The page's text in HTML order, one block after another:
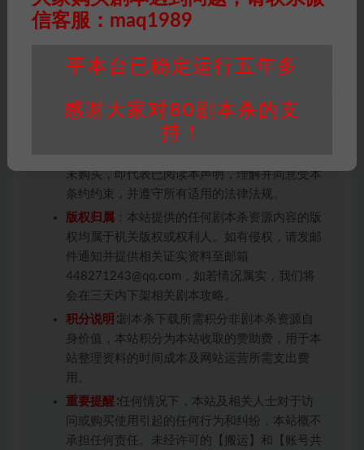
因百度网盘限制，链接有失效的风险，如遇到无
效链接请联系客服补发！！！网盘不限速下载神
免责声明： 本站所有剧本杀资源均为网友分享
投稿+个人整理而来，仅供学习研究使用，请勿
未购买，即代表已阅读本声明，理解并同意受本
条约约束，并遵守所有适用的法律法规。
版权归属 ：本站提供的任何剧本杀资源内容的版
权均属于机关版权或权利人。如有侵权，请发邮
件通知并提供相关证实资料至邮箱
448271243@qq.com，如若情况属实，我们将
会在三天内下架相关剧本攻略。
积分说明 ∶剧本杀下载所需积分非剧本杀资源自
身价值，本站积分为本站收取的赞助费，用于本
站整理资料的时间成本及网站运营所需支出费
用。
重要提醒 ∶任何情况下，本站及相关人士对于访
问或购买使用引起的任何行为和纠纷，本站概不
承担任何责任。未经许可的【搬运】和【账号共
信客服：maq1989
平本台已稳定运行五年多
感谢大家对80剧本杀的支
持！